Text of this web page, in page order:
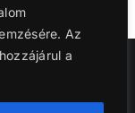
Az
a